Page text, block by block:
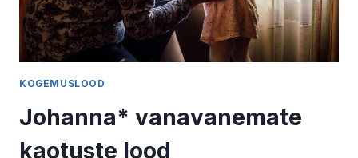
KOGEMUSLOOD
Johanna* vanavanemate
kaotuste lood